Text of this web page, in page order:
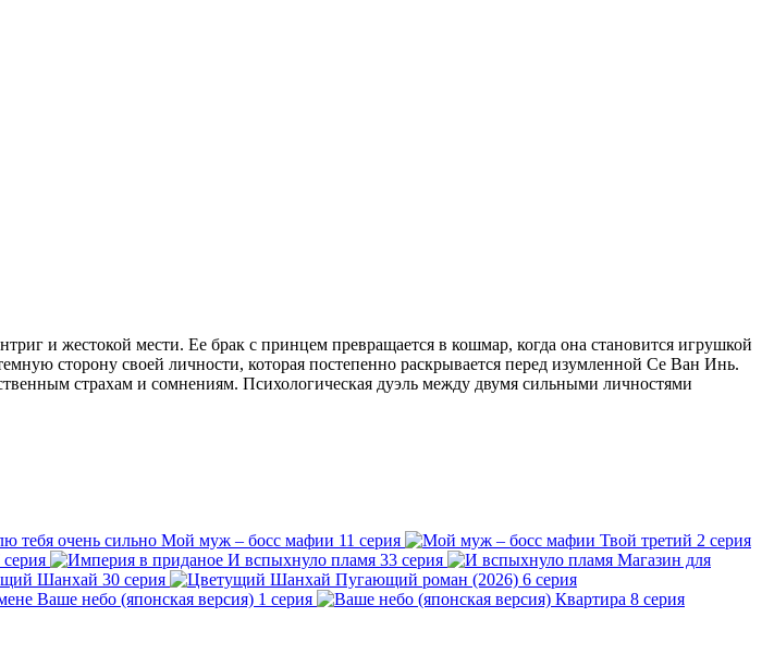
и жестокой мести. Ее брак с принцем превращается в кошмар, когда она становится игрушкой
сторону своей личности, которая постепенно раскрывается перед изумленной Се Ван Инь.
страхам и сомнениям. Психологическая дуэль между двумя сильными личностями
Мой муж – босс мафии 11 серия Твой третий 2 серия
серия И вспыхнуло пламя 33 серия
Магазин для
Шанхай 30 серия Пугающий роман (2026) 6 серия
Ваше небо (японская версия) 1 серия Квартира 8 серия